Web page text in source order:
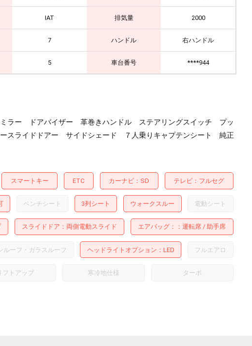
IAT 排気量 2000
7 ハンドル 右ハンドル
5 車台番号 ****944
ー ドアバイザー 革巻きハンドル ステアリングスイッチ プッ
ライドドアー サイドシェード ７人乗りキャプテンシート 純正
スマートキー ETC カーナビ SD テレビ フルセグ
ベンチシート 3列シート ウォークスルー 電動シート
スライドドア 両側電動スライド エアバッグ： 運転席 助手席
ルーフ・ガラスルーフ ヘッドライトオプション LED フルエアロ
フトアップ 寒冷地仕様 ターボ